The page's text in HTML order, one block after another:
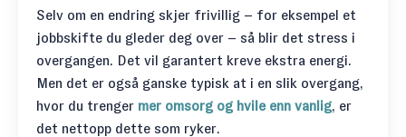
Selv om en endring skjer frivillig – for eksempel et
jobbskifte du gleder deg over – så blir det stress i
overgangen. Det vil garantert kreve ekstra energi.
Men det er også ganske typisk at i en slik overgang,
hvor du trenger mer omsorg og hvile enn vanlig, er
det nettopp dette som ryker.